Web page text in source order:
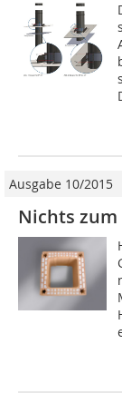
Ausgabe 10/2015
Nichts